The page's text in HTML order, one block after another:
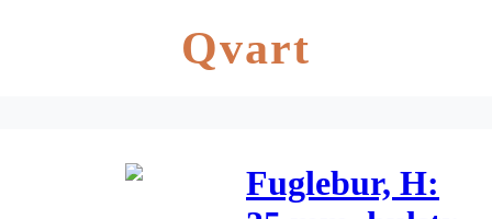
Qvart
Fuglebur, H: